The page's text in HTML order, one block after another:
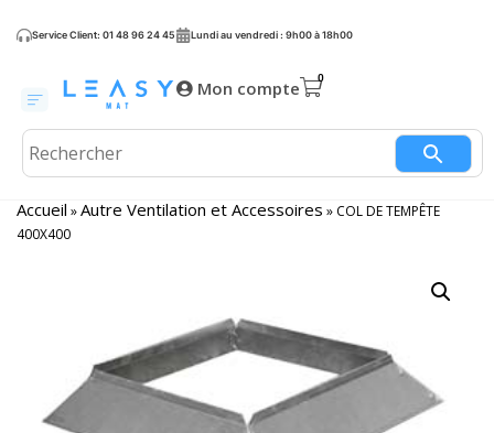
Service Client: 01 48 96 24 45 Lundi au vendredi : 9h00 à 18h00
Mon compte
Accueil »Autre Ventilation et Accessoires » COL DE TEMPÊTE
400X400